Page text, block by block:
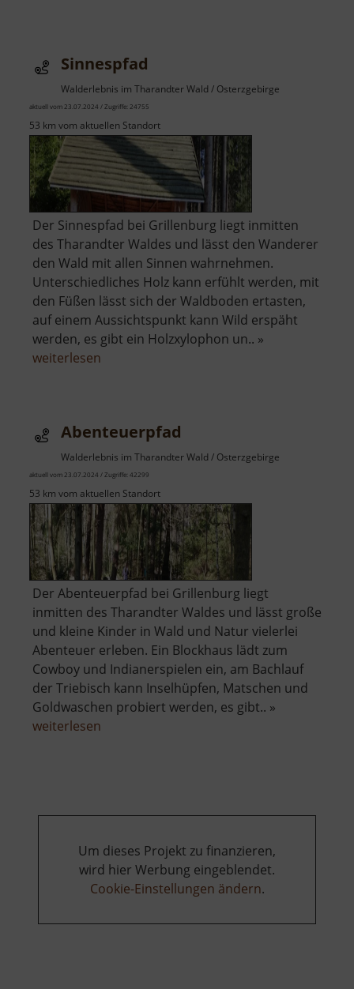
Sinnespfad
Walderlebnis im Tharandter Wald / Osterzgebirge
aktuell vom 23.07.2024 / Zugriffe: 24755
53 km vom aktuellen Standort
Der Sinnespfad bei Grillenburg liegt inmitten
des Tharandter Waldes und lässt den Wanderer
den Wald mit allen Sinnen wahrnehmen.
Unterschiedliches Holz kann erfühlt werden, mit
den Füßen lässt sich der Waldboden ertasten,
auf einem Aussichtspunkt kann Wild erspäht
werden, es gibt ein Holzxylophon un.. »
weiterlesen
Abenteuerpfad
Walderlebnis im Tharandter Wald / Osterzgebirge
aktuell vom 23.07.2024 / Zugriffe: 42299
53 km vom aktuellen Standort
Der Abenteuerpfad bei Grillenburg liegt
inmitten des Tharandter Waldes und lässt große
und kleine Kinder in Wald und Natur vielerlei
Abenteuer erleben. Ein Blockhaus lädt zum
Cowboy und Indianerspielen ein, am Bachlauf
der Triebisch kann Inselhüpfen, Matschen und
Goldwaschen probiert werden, es gibt.. »
weiterlesen
Um dieses Projekt zu finanzieren,
wird hier Werbung eingeblendet.
Cookie-Einstellungen ändern.